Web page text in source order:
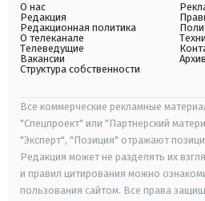
О нас
Редакция
Редакционная политика
О телеканале
Телеведущие
Вакансии
Структура собственности
Архив
Все коммерческие рекламные
"Спецпроект" или "Партнерский
"Эксперт", "Позиция" отражают
Редакция может не разделять их
и правил цитирования можно
пользования сайтом. Все права